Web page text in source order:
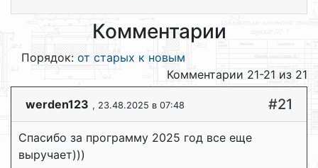
Комментарии
Порядок: от старых к новым
Комментарии 21-21 из 21
werden123 , 23.48.2025 в 07:48 #21
Спасибо за программу 2025 год все еще
выручает)))